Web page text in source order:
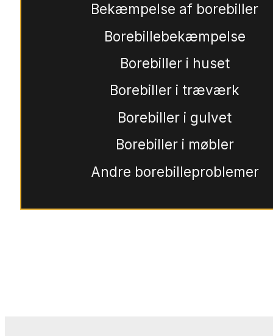
Bekæmpelse af borebiller
Borebillebekæmpelse
Borebiller i huset
Borebiller i træværk
Borebiller i gulvet
Borebiller i møbler
Andre borebilleproblemer